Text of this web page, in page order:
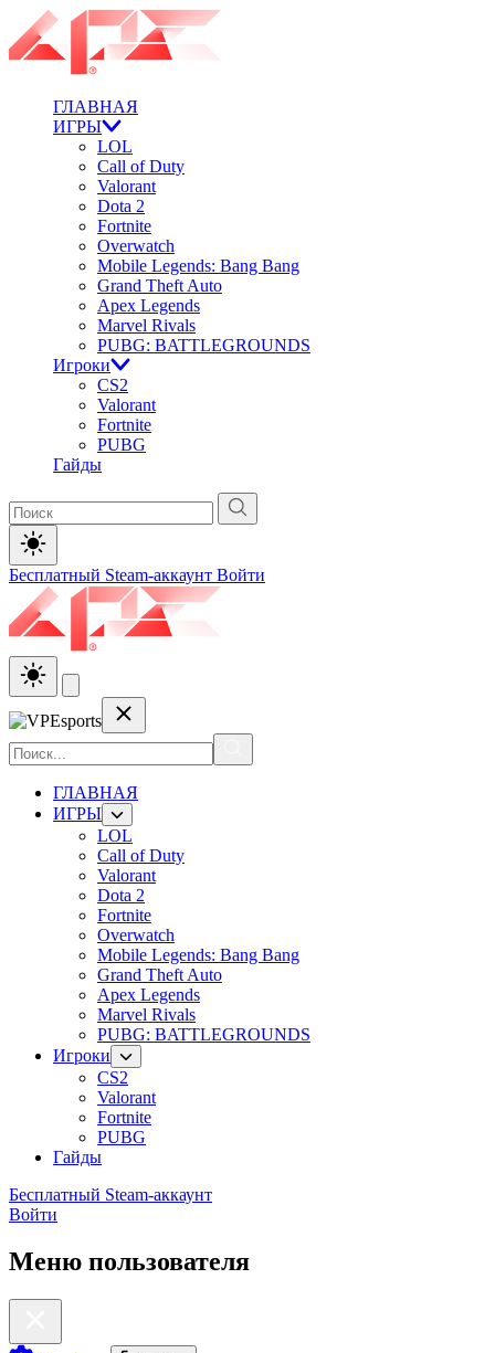
ГЛАВНАЯ
ИГРЫ
LOL
Call of Duty
Valorant
Dota 2
Fortnite
Overwatch
Mobile Legends: Bang Bang
Grand Theft Auto
Apex Legends
Marvel Rivals
PUBG: BATTLEGROUNDS
Игроки
CS2
Valorant
Fortnite
PUBG
Гайды
Бесплатный Steam-аккаунт Войти
ГЛАВНАЯ
ИГРЫ
LOL
Call of Duty
Valorant
Dota 2
Fortnite
Overwatch
Mobile Legends: Bang Bang
Grand Theft Auto
Apex Legends
Marvel Rivals
PUBG: BATTLEGROUNDS
Игроки
CS2
Valorant
Fortnite
PUBG
Гайды
Бесплатный Steam-аккаунт
Войти
Меню пользователя